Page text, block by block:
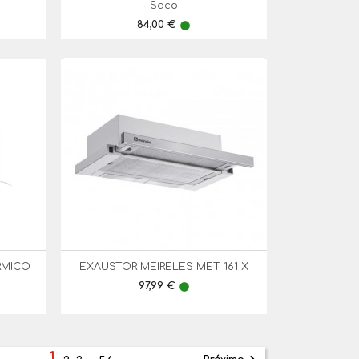
Saco
Preço
84,00 € lens
EXAUSTOR MEIRELES MET 161 X
Preço
97,99 € lens
Vista Rápida